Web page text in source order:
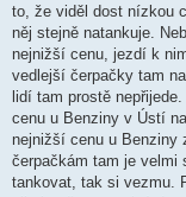
to, že viděl dost nízkou
něj stejně natankuje.
nejnižší cenu, jezdí k
vedlejší čerpačky tam
lidí tam prostě
cenu u Benziny v Ústí
nejnižší cenu u Benziny
čerpačkám tam je velmi
tankovat, tak si vezmu.